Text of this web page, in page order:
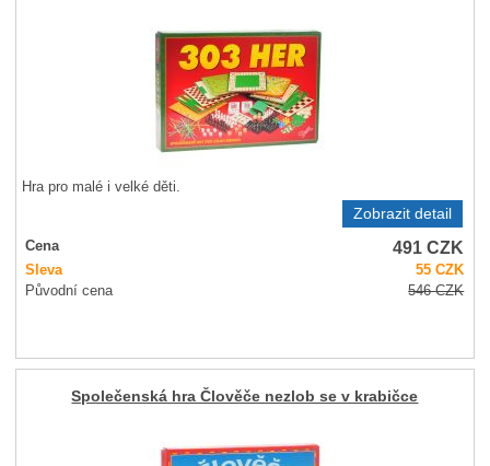
Hra pro malé i velké děti.
Zobrazit detail
Cena 491CZK
Sleva 55CZK
Původní cena
546CZK
Společenská hra Člověče nezlob se v krabičce